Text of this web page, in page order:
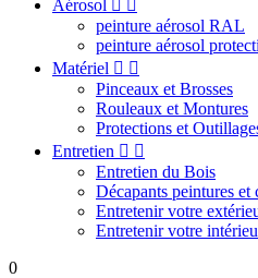
Aérosol  
peinture aérosol RAL
peinture aérosol
Matériel  
Pinceaux et Brosses
Rouleaux et Montures
Protections et
Entretien  
Entretien du Bois
Décapants peintures et
Entretenir votre
Entretenir votre
0